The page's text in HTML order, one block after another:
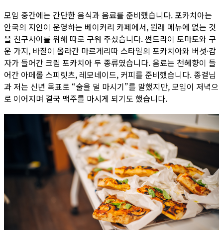
모임 중간에는 간단한 음식과 음료를 준비했습니다. 포카치아는
안국의 지인이 운영하는 베이커리 카페에서, 원래 메뉴에 없는 것
을 친구사이를 위해 따로 구워 주셨습니다. 썬드라이 토마토와 구
운 가지, 바질이 올라간 마르게리따 스타일의 포카치아와 버섯·감
자가 들어간 크림 포카치아 두 종류였습니다. 음료는 천혜향이 들
어간 아페롤 스피릿츠, 레모네이드, 커피를 준비했습니다. 종걸님
과 저는 신년 목표로 “술을 덜 마시기”를 말했지만, 모임이 저녁으
로 이어지며 결국 맥주를 마시게 되기도 했습니다.